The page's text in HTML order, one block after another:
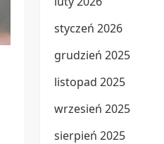
styczeń 2026
grudzień 2025
listopad 2025
wrzesień 2025
sierpień 2025